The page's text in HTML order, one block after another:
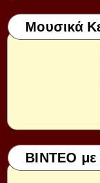
Μουσικά
ΒΙΝΤΕΟ